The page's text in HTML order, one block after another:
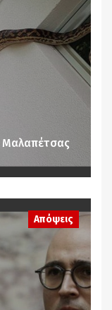
Μαλαπέτσας
Απόψεις